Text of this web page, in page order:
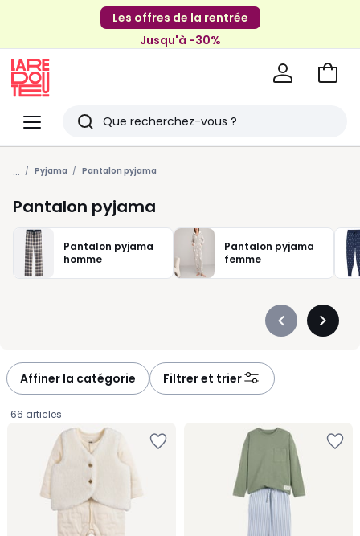
Les offres de la rentrée
Jusqu'à -30%
Menu
Redoute
Rechercher
Derniers
articles
vus
Aller
... Pyjama Pantalon pyjama
Pantalon pyjama
Pantalon pyjama
homme
Pantalon pyjama
femme
Précédent
Affiner la catégorie Filtrer et trier
66 articles